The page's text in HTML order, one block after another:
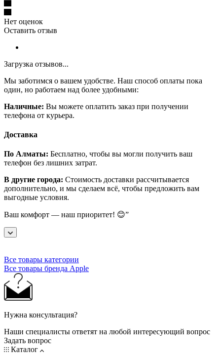
Нет оценок
Оставить отзыв
Загрузка отзывов...
Мы заботимся о вашем удобстве. Наш способ оплаты пока
один, но работаем над более удобными:
Наличные: Вы можете оплатить заказ при получении
телефона от курьера.
Доставка
По Алматы: Бесплатно, чтобы вы могли получить ваш
телефон без лишних затрат.
В другие города: Стоимость доставки рассчитывается
дополнительно, и мы сделаем всё, чтобы предложить вам
выгодные условия.
Ваш комфорт — наш приоритет! 😊”
Все товары категории
Все товары бренда Apple
Нужна консультация?
Наши специалисты ответят на любой интересующий вопрос
Задать вопрос
Каталог